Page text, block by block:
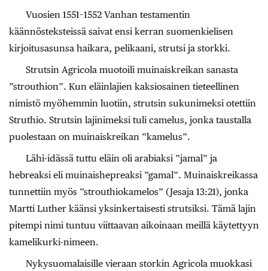
Vuosien 1551–1552 Vanhan testamentin
käännösteksteissä saivat ensi kerran suomenkielisen
kirjoitusasunsa haikara, pelikaani, strutsi ja storkki.
Strutsin Agricola muotoili muinaiskreikan sanasta
”strouthion”. Kun eläinlajien kaksiosainen tieteellinen
nimistö myöhemmin luotiin, strutsin sukunimeksi otettiin
Struthio. Strutsin lajinimeksi tuli camelus, jonka taustalla
puolestaan on muinaiskreikan ”kamelus”.
Lähi-idässä tuttu eläin oli arabiaksi ”jamal” ja
hebreaksi eli muinaishepreaksi ”gamal”. Muinaiskreikassa
tunnettiin myös ”strouthiokamelos” (Jesaja 13:21), jonka
Martti Luther käänsi yksinkertaisesti strutsiksi. Tämä lajin
pitempi nimi tuntuu viittaavan aikoinaan meillä käytettyyn
kamelikurki-nimeen.
Nykysuomalaisille vieraan storkin Agricola muokkasi